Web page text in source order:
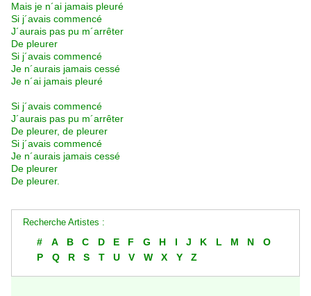
Mais je n´ai jamais pleuré
Si j´avais commencé
J´aurais pas pu m´arrêter
De pleurer
Si j´avais commencé
Je n´aurais jamais cessé
Je n´ai jamais pleuré
Si j´avais commencé
J´aurais pas pu m´arrêter
De pleurer, de pleurer
Si j´avais commencé
Je n´aurais jamais cessé
De pleurer
De pleurer.
Recherche Artistes :
# A B C D E F G H I J K L M N
O
P
Q R S T U V W X Y Z